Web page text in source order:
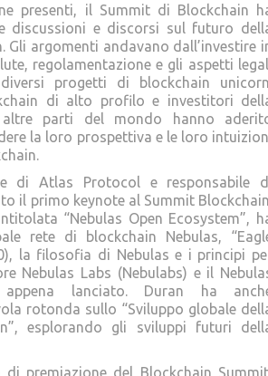
presenti, il Summit di Blockchain
discussioni e discorsi sul futuro
Gli argomenti andavano dall’investire
regolamentazione e gli aspetti
progetti di blockchain
di alto profilo e investitori
parti del mondo hanno
la loro prospettiva e le loro
di Atlas Protocol e responsabile
il primo keynote al Summit
“Nebulas Open Ecosystem”,
rete di blockchain Nebulas,
la filosofia di Nebulas e i principi
Nebulas Labs (Nebulabs) e il
appena lanciato. Duran ha
rotonda sullo “Sviluppo globale
esplorando gli sviluppi futuri
premiazione del Blockchain